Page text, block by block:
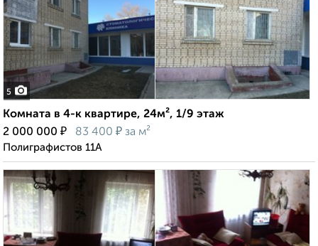
5
Комната в 4-к квартире, 24м², 1/9 этаж
2 000 000 ₽ 83 400 ₽ за м²
Полиграфистов 11А